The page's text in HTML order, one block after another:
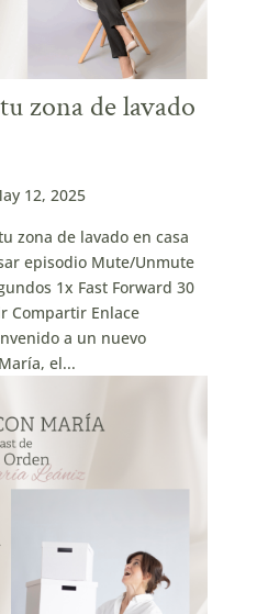
zona de lavado
12, 2025
zona de lavado en casa
episodio Mute/Unmute
1x Fast Forward 30
Compartir Enlace
a un nuevo
el...